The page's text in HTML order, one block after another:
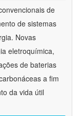
de
de sistemas
Novas
eletroquímica,
de baterias
a fim
da vida útil